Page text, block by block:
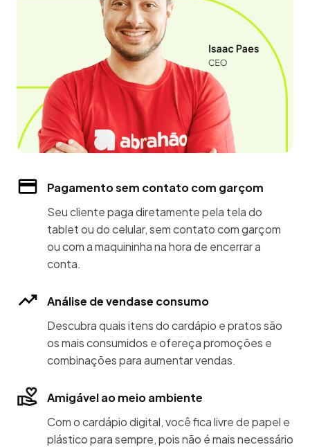
Pagamento sem contato com garçom
Seu cliente paga diretamente pela tela do
tablet ou do celular, sem contato com garçom
ou com a maquininha na hora de encerrar a
conta.
Análise de vendase consumo
Descubra quais itens do cardápio e pratos são
os mais consumidos e ofereça promoções e
combinações para aumentar vendas.
Amigável ao meio ambiente
Com o cardápio digital, você fica livre de papel e
plástico para sempre, pois não é mais necessário